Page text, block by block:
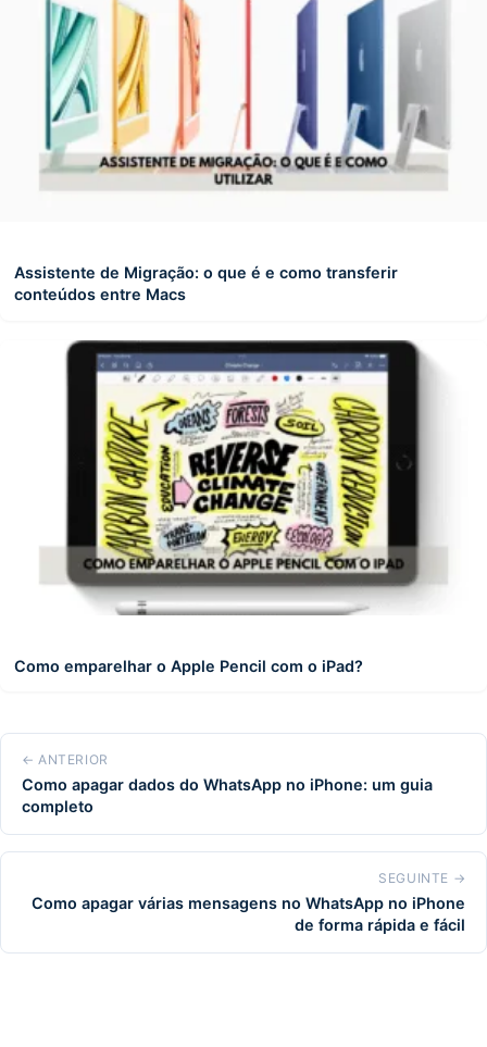
Assistente de Migração: o que é e como transferir
conteúdos entre Macs
Como emparelhar o Apple Pencil com o iPad?
← ANTERIOR
Como apagar dados do WhatsApp no iPhone: um guia
completo
SEGUINTE →
Como apagar várias mensagens no WhatsApp no iPhone
de forma rápida e fácil